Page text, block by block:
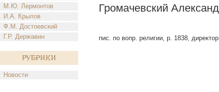
М.Ю. Лермонтов
И.А. Крылов
Ф.М. Достоевский
Г.Р. Державин
Рубрики
Новости
Громачевский
пис. по вопр. религии, р. 1838,